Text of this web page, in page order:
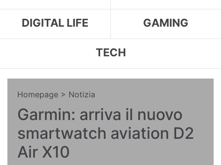
DIGITAL LIFE GAMING
TECH
Homepage > Notizia
Garmin: arriva il nuovo
smartwatch aviation D2
Air X10